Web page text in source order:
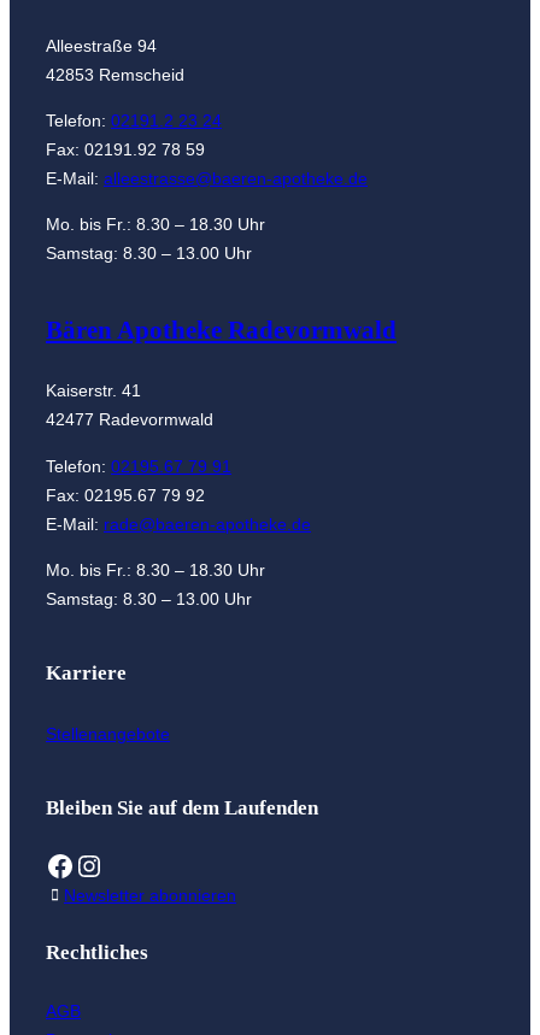
Alleestraße 94
42853 Remscheid
Telefon: 02191.2 23 24
Fax: 02191.92 78 59
E-Mail: alleestrasse@baeren-apotheke.de
Mo. bis Fr.: 8.30 – 18.30 Uhr
Samstag: 8.30 – 13.00 Uhr
Bären Apotheke Radevormwald
Kaiserstr. 41
42477 Radevormwald
Telefon: 02195.67 79 91
Fax: 02195.67 79 92
E-Mail: rade@baeren-apotheke.de
Mo. bis Fr.: 8.30 – 18.30 Uhr
Samstag: 8.30 – 13.00 Uhr
Karriere
Stellenangebote
Bleiben Sie auf dem Laufenden
Facebook
Instagram
Newsletter abonnieren
Rechtliches
AGB